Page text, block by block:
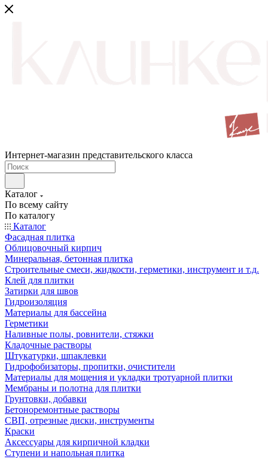
Интернет-магазин представительского класса
Каталог
По всему сайту
По каталогу
Каталог
Фасадная плитка
Облицовочный кирпич
Минеральная, бетонная плитка
Строительные смеси, жидкости, герметики, инструмент и т.д.
Клей для плитки
Затирки для швов
Гидроизоляция
Материалы для бассейна
Герметики
Наливные полы, ровнители, стяжки
Кладочные растворы
Штукатурки, шпаклевки
Гидрофобизаторы, пропитки, очистители
Материалы для мощения и укладки тротуарной плитки
Мембраны и полотна для плитки
Грунтовки, добавки
Бетоноремонтные растворы
СВП, отрезные диски, инструменты
Краски
Аксессуары для кирпичной кладки
Ступени и напольная плитка